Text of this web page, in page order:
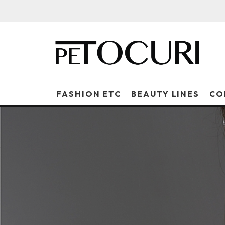
FASHION ETC BEAUTY LINES